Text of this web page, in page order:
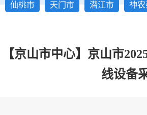
仙桃市
天门市 潜江市 神农
【京山市中心】京山市
线设备